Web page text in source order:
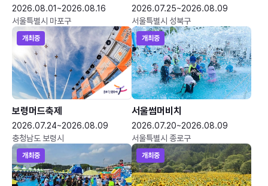
2026.08.01~2026.08.16
서울특별시 마포구
2026.07.25~2026.08.09
서울특별시 성북구
개최중
보령머드축제
2026.07.24~2026.08.09
충청남도 보령시
개최중
서울썸머비치
2026.07.20~2026.08.09
서울특별시 종로구
개최중 개최중